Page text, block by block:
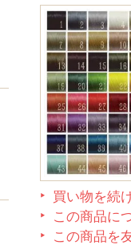
買い物を続
この商品に
この商品を